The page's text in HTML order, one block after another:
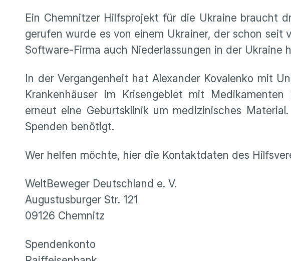
Ein Chemnitzer Hilfsprojekt für die Ukraine braucht
gerufen wurde es von einem Ukrainer, der schon seit
Software-Firma auch Niederlassungen in der Ukraine
In der Vergangenheit hat Alexander Kovalenko mit
Krankenhäuser im Krisengebiet mit
erneut eine Geburtsklinik um medizinisches
Spenden benötigt.
Wer helfen möchte, hier die Kontaktdaten des
WeltBeweger Deutschland e. V.
Augustusburger Str. 121
09126 Chemnitz
Spendenkonto